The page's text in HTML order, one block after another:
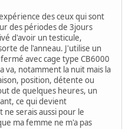
des ceux qui sont
des périodes de 3jours
d'avoir un testicule,
de l'anneau. J'utilise un
avec cage type CB6000
va, notamment la nuit mais la
position, détente ou
de quelques heures, un
ce qui devient
serais aussi pour le
ma femme ne m'a pas